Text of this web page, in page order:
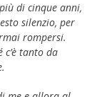
di cinque anni,
silenzio, per
rompersi.
tanto da